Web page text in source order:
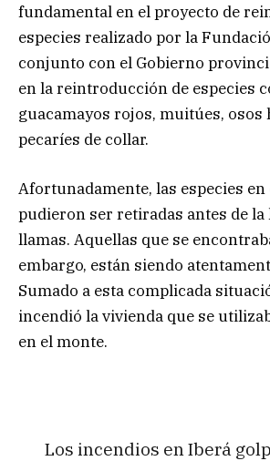
fundamental en el proyecto de
especies realizado por la
conjunto con el Gobierno
en la reintroducción de especies
guacamayos rojos, muitúes,
pecaríes de collar.
Afortunadamente, las especies
pudieron ser retiradas antes de la
llamas. Aquellas que se
embargo, están siendo
Sumado a esta complicada
incendió la vivienda que se
en el monte.
Los incendios en Iberá